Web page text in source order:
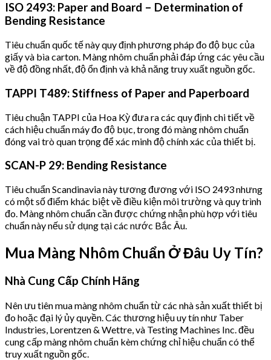
ISO 2493: Paper and Board – Determination of
Bending Resistance
Tiêu chuẩn quốc tế này quy định phương pháp đo độ bục của
giấy và bìa carton. Màng nhôm chuẩn phải đáp ứng các yêu cầu
về độ đồng nhất, độ ổn định và khả năng truy xuất nguồn gốc.
TAPPI T489: Stiffness of Paper and Paperboard
Tiêu chuận TAPPI của Hoa Kỳ đưa ra các quy định chi tiết về
cách hiệu chuẩn máy đo độ bục, trong đó màng nhôm chuẩn
đóng vai trò quan trọng để xác minh độ chính xác của thiết bị.
SCAN-P 29: Bending Resistance
Tiêu chuẩn Scandinavia này tương đương với ISO 2493 nhưng
có một số điểm khác biệt về điều kiện môi trường và quy trình
đo. Màng nhôm chuẩn cần được chứng nhận phù hợp với tiêu
chuẩn này nếu sử dụng tại các nước Bắc Âu.
Mua Màng Nhôm Chuẩn Ở Đâu Uy Tín?
Nhà Cung Cấp Chính Hãng
Nên ưu tiên mua màng nhôm chuẩn từ các nhà sản xuất thiết bị
đo hoặc đại lý ủy quyền. Các thương hiệu uy tín như Taber
Industries, Lorentzen & Wettre, và Testing Machines Inc. đều
cung cấp màng nhôm chuẩn kèm chứng chỉ hiệu chuẩn có thể
truy xuất nguồn gốc.